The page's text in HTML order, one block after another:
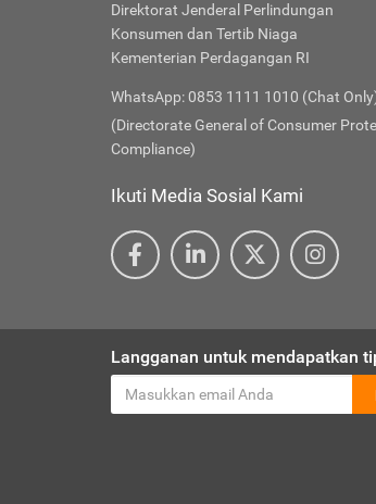
Direktorat Jenderal Perlindungan
Konsumen dan Tertib Niaga
Kementerian Perdagangan RI
WhatsApp: 0853 1111 1010 (Chat
(Directorate General of Consumer
Compliance)
Ikuti Media Sosial Kami
Langganan untuk mendapatkan